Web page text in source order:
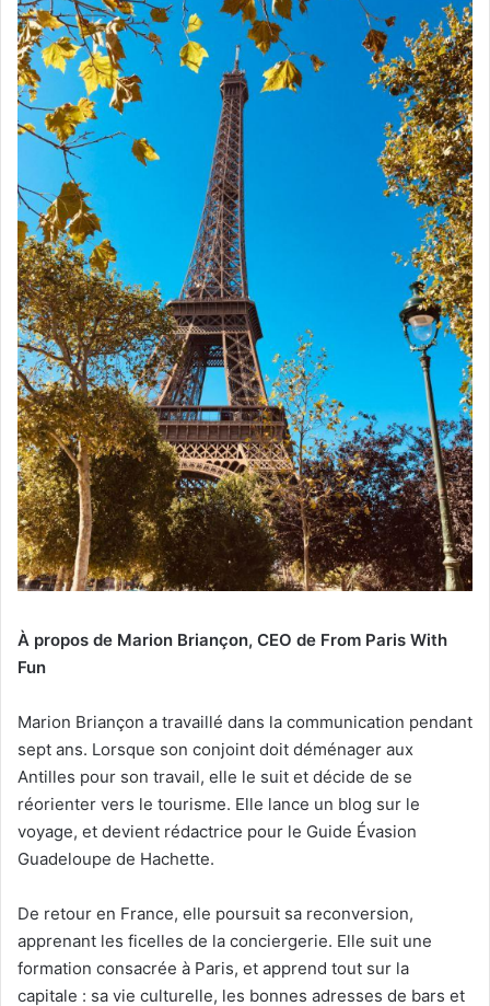
À propos de Marion Briançon, CEO de From Paris With
Fun
Marion Briançon a travaillé dans la communication pendant
sept ans. Lorsque son conjoint doit déménager aux
Antilles pour son travail, elle le suit et décide de se
réorienter vers le tourisme. Elle lance un blog sur le
voyage, et devient rédactrice pour le Guide Évasion
Guadeloupe de Hachette.
De retour en France, elle poursuit sa reconversion,
apprenant les ficelles de la conciergerie. Elle suit une
formation consacrée à Paris, et apprend tout sur la
capitale : sa vie culturelle, les bonnes adresses de bars et